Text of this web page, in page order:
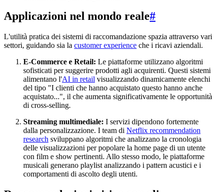
Applicazioni nel mondo reale#
L'utilità pratica dei sistemi di raccomandazione spazia attraverso vari
settori, guidando sia la customer experience che i ricavi aziendali.
E-Commerce e Retail: Le piattaforme utilizzano algoritmi
sofisticati per suggerire prodotti agli acquirenti. Questi sistemi
alimentano l'AI in retail visualizzando dinamicamente elenchi
del tipo "I clienti che hanno acquistato questo hanno anche
acquistato...", il che aumenta significativamente le opportunità
di cross-selling.
Streaming multimediale: I servizi dipendono fortemente
dalla personalizzazione. I team di Netflix recommendation
research sviluppano algoritmi che analizzano la cronologia
delle visualizzazioni per popolare la home page di un utente
con film e show pertinenti. Allo stesso modo, le piattaforme
musicali generano playlist analizzando i pattern acustici e i
comportamenti di ascolto degli utenti.